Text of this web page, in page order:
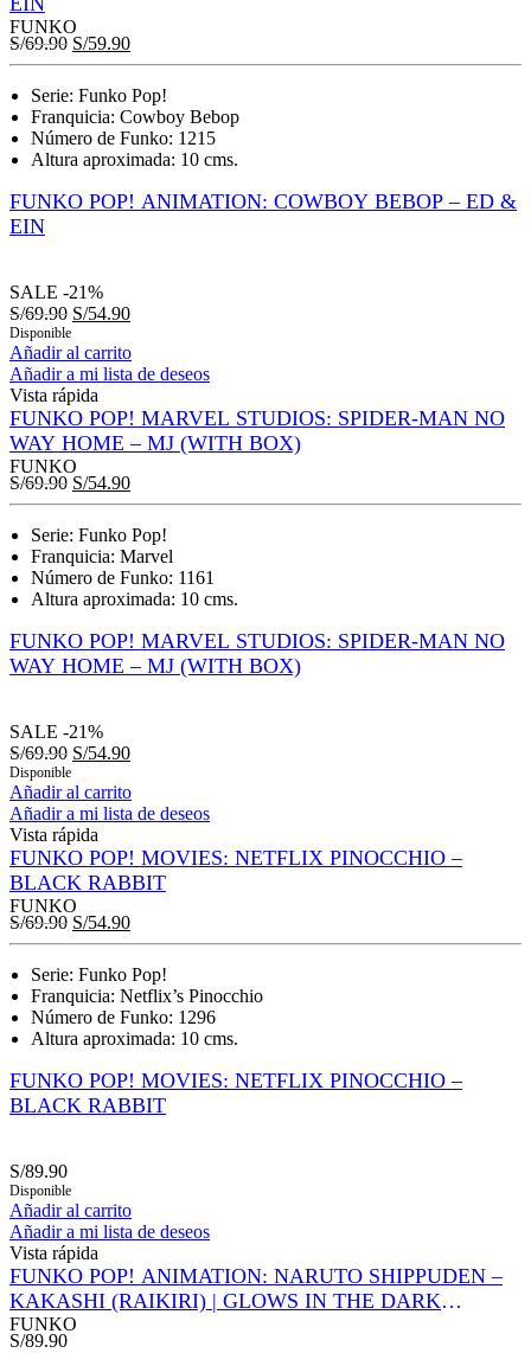
FUNKO
S/69.90 S/59.90
Serie: Funko Pop!
Franquicia: Cowboy Bebop
Número de Funko: 1215
Altura aproximada: 10 cms.
FUNKO POP! ANIMATION: COWBOY BEBOP – ED &
EIN
SALE -21%
S/69.90 S/54.90
Disponible
Añadir al carrito
Añadir a mi lista de deseos
Vista rápida
FUNKO POP! MARVEL STUDIOS: SPIDER-MAN NO
WAY HOME – MJ (WITH BOX)
FUNKO
S/69.90 S/54.90
Serie: Funko Pop!
Franquicia: Marvel
Número de Funko: 1161
Altura aproximada: 10 cms.
FUNKO POP! MARVEL STUDIOS: SPIDER-MAN NO
WAY HOME – MJ (WITH BOX)
SALE -21%
S/69.90 S/54.90
Disponible
Añadir al carrito
Añadir a mi lista de deseos
Vista rápida
FUNKO POP! MOVIES: NETFLIX PINOCCHIO –
BLACK RABBIT
FUNKO
S/69.90 S/54.90
Serie: Funko Pop!
Franquicia: Netflix’s Pinocchio
Número de Funko: 1296
Altura aproximada: 10 cms.
FUNKO POP! MOVIES: NETFLIX PINOCCHIO –
BLACK RABBIT
S/89.90
Disponible
Añadir al carrito
Añadir a mi lista de deseos
Vista rápida
FUNKO POP! ANIMATION: NARUTO SHIPPUDEN –
KAKASHI (RAIKIRI) | GLOWS IN THE DARK
(SPECIAL EDITION)
FUNKO
S/89.90